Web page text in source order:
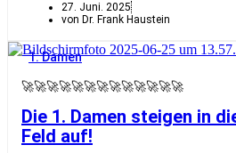
27. Juni. 2025
von Dr. Frank Haustein
1. Damen
🚀🚀🚀🚀🚀🚀🚀🚀🚀🚀🚀🚀🚀
Die 1. Damen steigen in
Feld auf!